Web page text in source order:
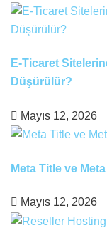
E-Ticaret
Düşürülür?
Mayıs 12, 2026
Meta Title ve
Mayıs 12, 2026